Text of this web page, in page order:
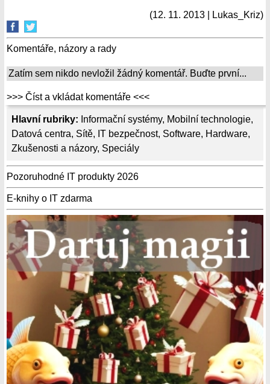
Hlavní rubriky: Informační systémy, Mobilní technologie,
Datová centra, Sítě, IT bezpečnost, Software, Hardware,
Zkušenosti a názory, Speciály
Pozoruhodné IT produkty 2026
E-knihy o IT zdarma
(12. 11. 2013 | Lukas_Kriz)
Komentáře, názory a rady
Zatím sem nikdo nevložil žádný komentář. Buďte první...
>>> Číst a vkládat komentáře <<<